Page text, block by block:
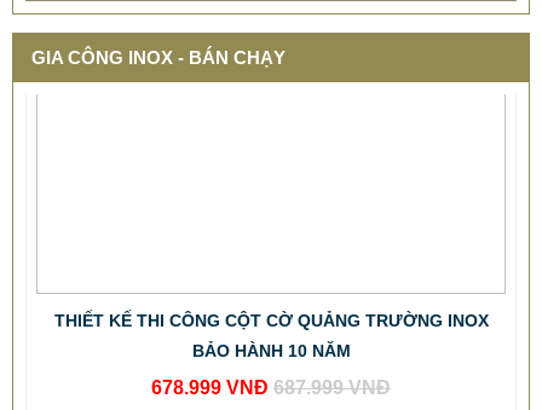
GIA CÔNG INOX - BÁN CHẠY
THIẾT KẾ THI CÔNG CỘT CỜ QUẢNG TRƯỜNG INOX
BẢO HÀNH 10 NĂM
678.999 VNĐ687.999 VNĐ
Mẫu: CỘT CỜ INOX NGOÀI TRỜI